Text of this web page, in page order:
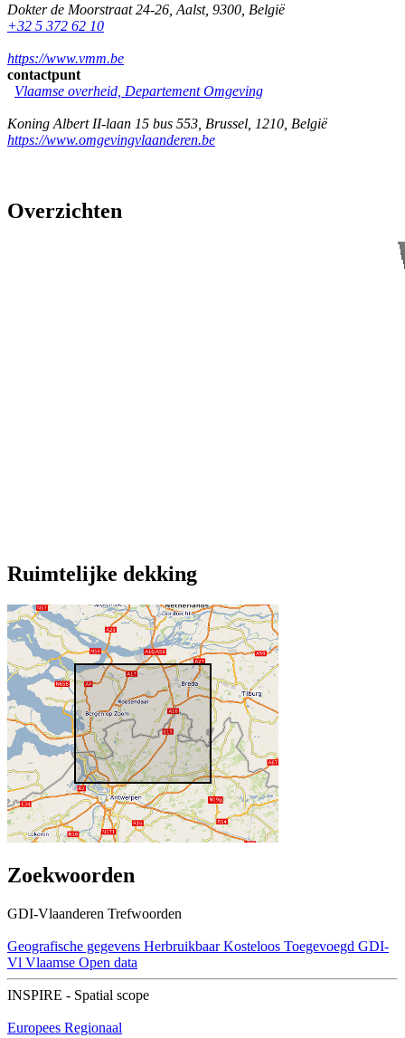
Dokter de Moorstraat 24-26 Aalst, 9300 België
+32 5 372 62 10
https://www.vmm.be
contactpunt
Vlaamse overheid, Departement Omgeving
Koning Albert II-laan 15 bus 553 Brussel 1210 België
https://www.omgevingvlaanderen.be
Overzichten
Ruimtelijke dekking
Zoekwoorden
GDI-Vlaanderen Trefwoorden
Geografische gegevens Herbruikbaar Kosteloos Toegevoegd GDI-
Vl Vlaamse Open data
INSPIRE - Spatial scope
Europees Regionaal